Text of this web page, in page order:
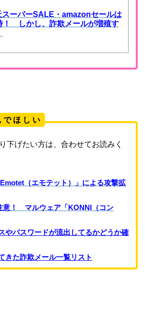
スーパーSALE・amazonセールは
！ しかし、詐欺メールが増殖す
で ほ し い
下げたい方は、合わせてお読みく
（エモテット）」による攻撃拡
意！ マルウェア「KONNI（コン
やパスワードが流出してるかどうか確
きた詐欺メール一覧リスト